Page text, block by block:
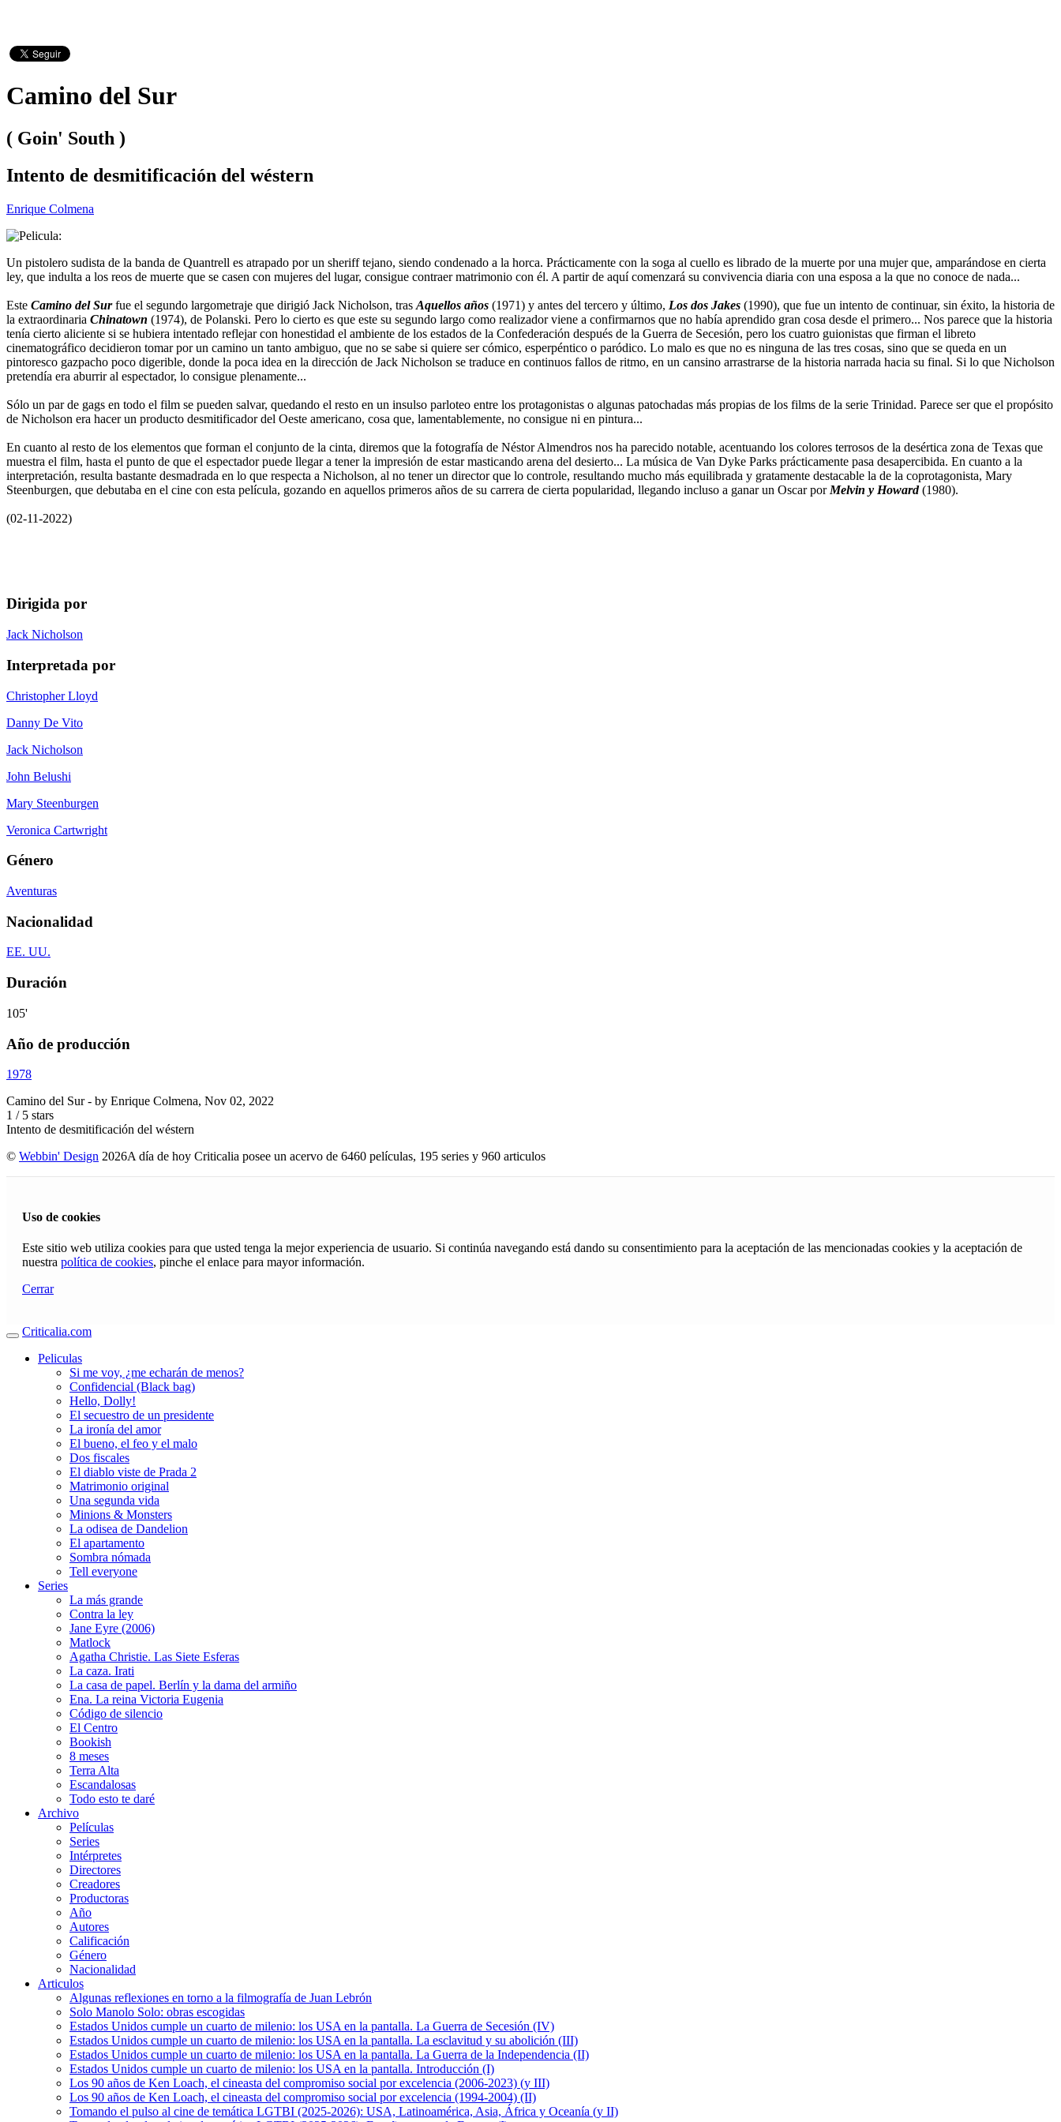
Camino del Sur
( Goin' South )
Intento de desmitificación del wéstern
Enrique Colmena
Un pistolero sudista de la banda de Quantrell es atrapado por un sheriff tejano, siendo condenado a la horca. Prácticamente con la soga al cuello es librado de la muerte por una mujer que, amparándose en cierta
ley, que indulta a los reos de muerte que se casen con mujeres del lugar, consigue contraer matrimonio con él. A partir de aquí comenzará su convivencia diaria con una esposa a la que no conoce de nada...
Este Camino del Surfue el segundo largometraje que dirigió Jack Nicholson, tras Aquellos años (1971) y antes del tercero y último, Los dos Jakes (1990), que fue un intento de continuar, sin éxito, la historia de
la extraordinaria Chinatown (1974), de Polanski. Pero lo cierto es que este su segundo largo como realizador viene a confirmarnos que no había aprendido gran cosa desde el primero... Nos parece que la historia
tenía cierto aliciente si se hubiera intentado reflejar con honestidad el ambiente de los estados de la Confederación después de la Guerra de Secesión, pero los cuatro guionistas que firman el libreto
cinematográfico decidieron tomar por un camino un tanto ambiguo, que no se sabe si quiere ser cómico, esperpéntico o paródico. Lo malo es que no es ninguna de las tres cosas, sino que se queda en un
pintoresco gazpacho poco digerible, donde la poca idea en la dirección de Jack Nicholson se traduce en continuos fallos de ritmo, en un cansino arrastrarse de la historia narrada hacia su final. Si lo que Nicholson
pretendía era aburrir al espectador, lo consigue plenamente...
Sólo un par de gags en todo el film se pueden salvar, quedando el resto en un insulso parloteo entre los protagonistas o algunas patochadas más propias de los films de la serie Trinidad. Parece ser que el propósito
de Nicholson era hacer un producto desmitificador del Oeste americano, cosa que, lamentablemente, no consigue ni en pintura...
En cuanto al resto de los elementos que forman el conjunto de la cinta, diremos que la fotografía de Néstor Almendros nos ha parecido notable, acentuando los colores terrosos de la desértica zona de Texas que
muestra el film, hasta el punto de que el espectador puede llegar a tener la impresión de estar masticando arena del desierto... La música de Van Dyke Parks prácticamente pasa desapercibida. En cuanto a la
interpretación, resulta bastante desmadrada en lo que respecta a Nicholson, al no tener un director que lo controle, resultando mucho más equilibrada y gratamente destacable la de la coprotagonista, Mary
Steenburgen, que debutaba en el cine con esta película, gozando en aquellos primeros años de su carrera de cierta popularidad, llegando incluso a ganar un Oscar por Melvin y Howard(1980).
(02-11-2022)
Dirigida por
Jack Nicholson
Interpretada por
Christopher Lloyd
Danny De Vito
Jack Nicholson
John Belushi
Mary Steenburgen
Veronica Cartwright
Género
Aventuras
Nacionalidad
EE. UU.
Duración
105'
Año de producción
1978
Camino del Sur- by Enrique Colmena, Nov 02, 2022
1 / 5 stars
Intento de desmitificación del wéstern
© Webbin' Design 2026A día de hoy Criticalia posee un acervo de 6460 películas, 195 series y 960 articulos
Uso de cookies
Este sitio web utiliza cookies para que usted tenga la mejor experiencia de usuario. Si continúa navegando está dando su consentimiento para la aceptación de las mencionadas cookies y la aceptación de
nuestra política de cookies, pinche el enlace para mayor información.
Cerrar
Criticalia.com
Peliculas
Si me voy, ¿me echarán de menos?
Confidencial (Black bag)
Hello, Dolly!
El secuestro de un presidente
La ironía del amor
El bueno, el feo y el malo
Dos fiscales
El diablo viste de Prada 2
Matrimonio original
Una segunda vida
Minions & Monsters
La odisea de Dandelion
El apartamento
Sombra nómada
Tell everyone
Series
La más grande
Contra la ley
Jane Eyre (2006)
Matlock
Agatha Christie. Las Siete Esferas
La caza. Irati
La casa de papel. Berlín y la dama del armiño
Ena. La reina Victoria Eugenia
Código de silencio
El Centro
Bookish
8 meses
Terra Alta
Escandalosas
Todo esto te daré
Archivo
Películas
Series
Intérpretes
Directores
Creadores
Productoras
Año
Autores
Calificación
Género
Nacionalidad
Articulos
Algunas reflexiones en torno a la filmografía de Juan Lebrón
Solo Manolo Solo: obras escogidas
Estados Unidos cumple un cuarto de milenio: los USA en la pantalla. La Guerra de Secesión (IV)
Estados Unidos cumple un cuarto de milenio: los USA en la pantalla. La esclavitud y su abolición (III)
Estados Unidos cumple un cuarto de milenio: los USA en la pantalla. La Guerra de la Independencia (II)
Estados Unidos cumple un cuarto de milenio: los USA en la pantalla. Introducción (I)
Los 90 años de Ken Loach, el cineasta del compromiso social por excelencia (2006-2023) (y III)
Los 90 años de Ken Loach, el cineasta del compromiso social por excelencia (1994-2004) (II)
Tomando el pulso al cine de temática LGTBI (2025-2026): USA, Latinoamérica, Asia, África y Oceanía (y II)